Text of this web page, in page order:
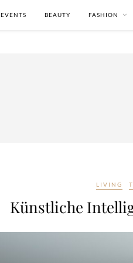
EVENTS BEAUTY FASHION
LIVING
Künstliche